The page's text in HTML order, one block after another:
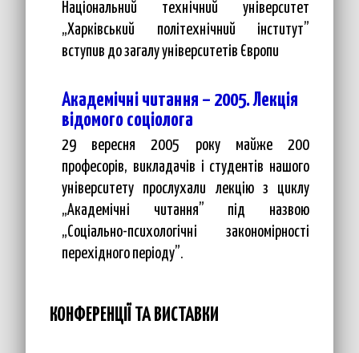
Національний технічний університет
„Харківський політехнічний інститут”
вступив до загалу університетів Європи
Академічні читання – 2005. Лекція
відомого соціолога
29 вересня 2005 року майже 200
професорів, викладачів і студентів нашого
університету прослухали лекцію з циклу
„Академічні читання” під назвою
„Соціально-психологічні закономірності
перехідного періоду”.
КОНФЕРЕНЦІЇ ТА ВИСТАВКИ